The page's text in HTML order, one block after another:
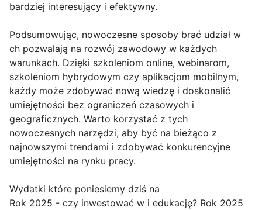
bardziej interesujący i efektywny.
Podsumowując, nowoczesne sposoby brać udział w
ch pozwalają na rozwój zawodowy w każdych
warunkach. Dzięki szkoleniom online, webinarom,
szkoleniom hybrydowym czy aplikacjom mobilnym,
każdy może zdobywać nową wiedzę i doskonalić
umiejętności bez ograniczeń czasowych i
geograficznych. Warto korzystać z tych
nowoczesnych narzędzi, aby być na bieżąco z
najnowszymi trendami i zdobywać konkurencyjne
umiejętności na rynku pracy.
Wydatki które poniesiemy dziś na
Rok 2025 - czy inwestować w i edukację? Rok 2025